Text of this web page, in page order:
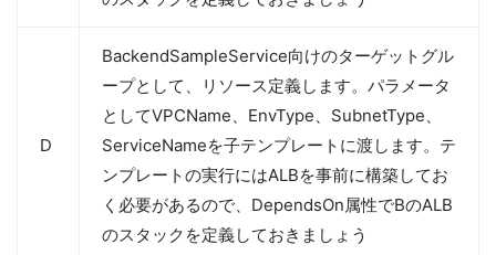
D
BackendSampleService向けのターゲットグル
ープとして、リソース定義します。パラメータ
としてVPCName、EnvType、SubnetType、
ServiceNameを子テンプレートに渡します。テ
ンプレートの実行にはALBを事前に構築してお
く必要があるので、DependsOn属性でBのALB
のスタックを定義しておきましょう